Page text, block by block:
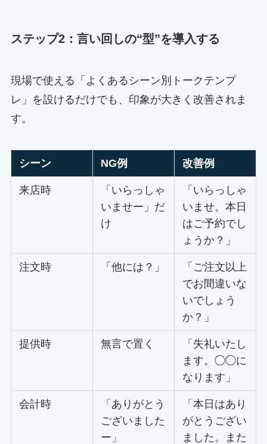
ステップ2：言い回しの“型”を導入する
現場で使える「よくあるシーン別トークテンプ
レ」を設けるだけでも、印象が大きく改善されま
す。
シーン NG例 改善例
来店時
「いらっしゃ
いませー」だ
け
「いらっしゃ
いませ。本日
はご予約でし
ょうか？」
注文時 「他には？」
「ご注文以上
でお間違いな
いでしょう
か？」
提供時 無言で置く
「失礼いたし
ます。◯◯に
なります」
会計時
「ありがとう
ございました
ー」
「本日はあり
がとうござい
ました。また